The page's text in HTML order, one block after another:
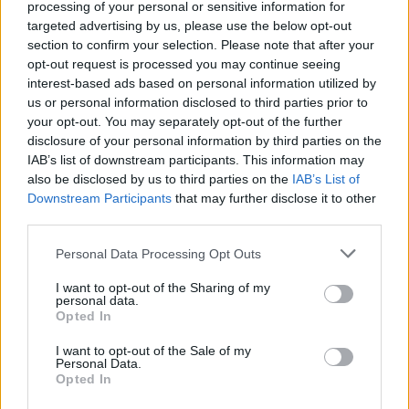
processing of your personal or sensitive information for
targeted advertising by us, please use the below opt-out
section to confirm your selection. Please note that after your
opt-out request is processed you may continue seeing
interest-based ads based on personal information utilized by
us or personal information disclosed to third parties prior to
your opt-out. You may separately opt-out of the further
disclosure of your personal information by third parties on the
IAB’s list of downstream participants. This information may
also be disclosed by us to third parties on the IAB’s List of
Downstream Participants that may further disclose it to other
Please note that this website/app uses one or more Google
not limited to your visit or usage behaviour. You may click to
grant or deny consent to Google and its third-party tags to
use your data for below specified purposes in below Google
consent section.
Personal Data Processing Opt Outs
I want to opt-out of the Sharing of my
personal data.
Opted In
I want to opt-out of the Sale of my
Personal Data.
Opted In
Αξιωματικών Λ.Σ.-ΕΛ.ΑΚΤ. ειδικότητας Κυβερνήτη ή
Μηχανικού, συμπληρώνουν και καταχωρίζουν
ηλεκτρονικά Αίτηση-Υπεύθυνη Δήλωση στην εφαρμογή
https://portal.hcg.gr/stratol που θα λειτουργήσει ειδικά
για τον διαγωνισμό, τις ημερομηνίες από 10-01-2025,
ημέρα Παρασκευή, έως και 10-02-2025, ημέρα Δευτέρα.
Μετά τη 10-02-2025, η εφαρμογή απενεργοποιείται και,
ως εκ τούτου, δεν γίνονται δεκτές αιτήσεις συμμετοχής.
Η είσοδος των υποψηφίων στην εφαρμογή γίνεται με